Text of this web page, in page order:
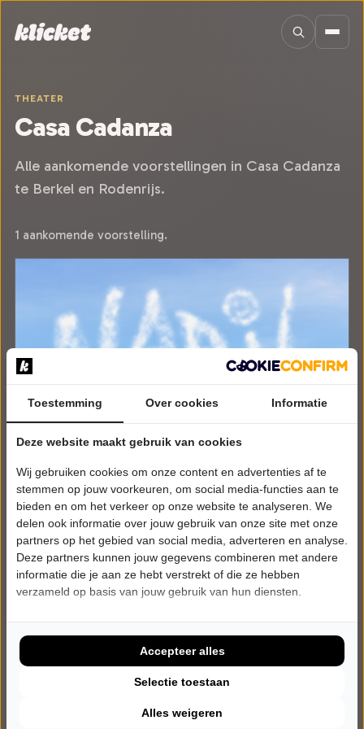
THEATER
Casa Cadanza
Alle aankomende voorstellingen in Casa Cadanza
te Berkel en Rodenrijs.
1 aankomende voorstelling.
ZATERDAG 7 NOVEMBER 2026 • 20:15 UUR
Nabil
Daar is hij weer!
Casa Cadanza
Try-out
Toestemming Over cookies Informatie
Deze website maakt gebruik van cookies
Wij gebruiken cookies om onze content en advertenties af te
stemmen op jouw voorkeuren, om social media-functies aan te
bieden en om het verkeer op onze website te analyseren. We
delen ook informatie over jouw gebruik van onze site met onze
partners op het gebied van social media, adverteren en analyse.
Deze partners kunnen jouw gegevens combineren met andere
informatie die je aan ze hebt verstrekt of die ze hebben
verzameld op basis van jouw gebruik van hun diensten.
Alles weigeren
Selectie toestaan
Accepteer alles